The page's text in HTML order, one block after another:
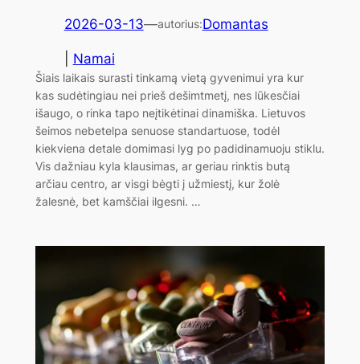
2026-03-13—autorius:Domantas
Namai
Šiais laikais surasti tinkamą vietą gyvenimui yra kur
kas sudėtingiau nei prieš dešimtmetį, nes lūkesčiai
išaugo, o rinka tapo neįtikėtinai dinamiška. Lietuvos
šeimos nebetelpa senuose standartuose, todėl
kiekviena detale domimasi lyg po padidinamuoju stiklu.
Vis dažniau kyla klausimas, ar geriau rinktis butą
arčiau centro, ar visgi bėgti į užmiestį, kur žolė
žalesnė, bet kamščiai ilgesni. …